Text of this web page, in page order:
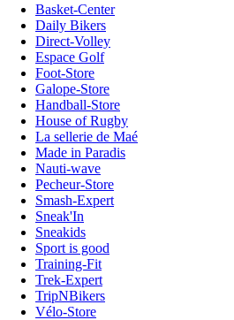
Basket-Center
Daily Bikers
Direct-Volley
Espace Golf
Foot-Store
Galope-Store
Handball-Store
House of Rugby
La sellerie de Maé
Made in Paradis
Nauti-wave
Pecheur-Store
Smash-Expert
Sneak'In
Sneakids
Sport is good
Training-Fit
Trek-Expert
TripNBikers
Vélo-Store